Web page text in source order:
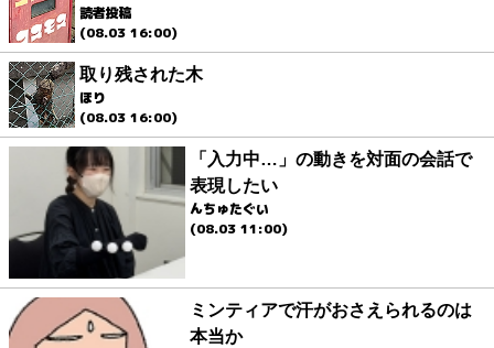
読者投稿
(08.03 16:00)
取り残された木
ほり
(08.03 16:00)
「入力中…」の動きを対面の会話で
表現したい
んちゅたぐい
(08.03 11:00)
ミンティアで汗がおさえられるのは
本当か